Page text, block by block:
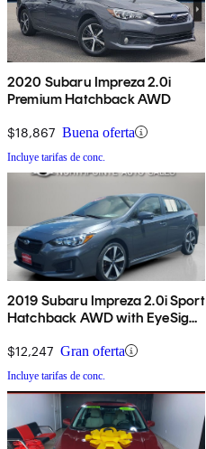
2020 Subaru Impreza 2.0i
Premium Hatchback AWD
$18,867 Buena oferta
Incluye tarifas de conc.
2019 Subaru Impreza 2.0i Sport
Hatchback AWD with EyeSight
$12,247 Gran oferta
Incluye tarifas de conc.